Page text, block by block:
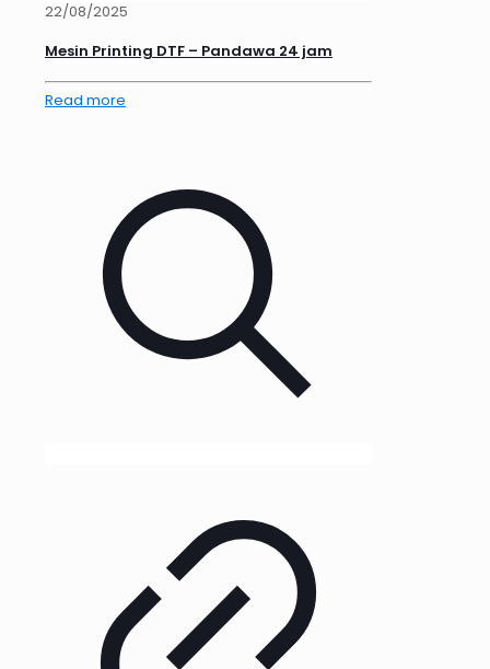
22/08/2025
Mesin Printing DTF – Pandawa 24 jam
Read more